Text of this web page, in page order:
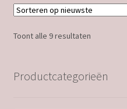
Toont alle 9 resultatenGesorteerd
Productcategorieën